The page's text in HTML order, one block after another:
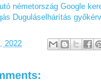
németország Google
Duguláselhárítás
2022